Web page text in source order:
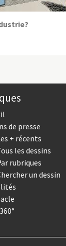
de presse
+ récents
les dessins
rubriques
un dessin